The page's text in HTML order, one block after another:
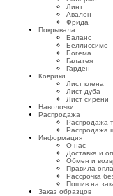
Линт
Авалон
Фрида
Покрывала
Баланс
Беллиссимо
Богема
Галатея
Гарден
Коврики
Лист клена
Лист дуба
Лист сирени
Наволочки
Распродажа
Распродажа
Распродажа
Информация
О нас
Доставка и
Обмен и
Правила
Рассрочка
Пошив на
Заказ образцов